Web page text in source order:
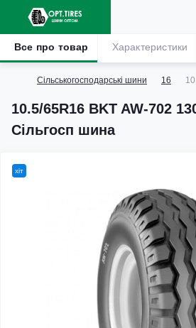
Сільськогосподарські шини 16
10.5/65R16 BKT AW-702
Сільгосп шина
Все про товар Характеристики
хіт